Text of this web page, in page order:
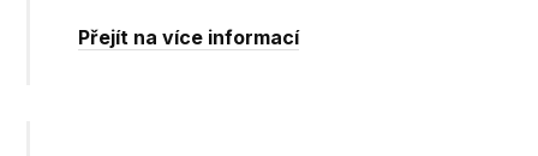
Přejít na více informací